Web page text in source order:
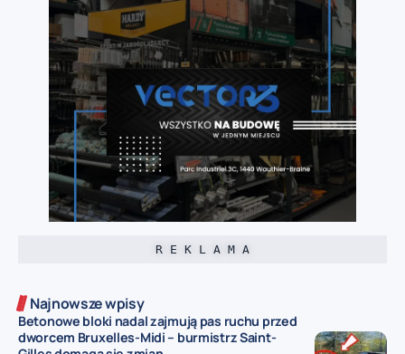
R E K L A M A
Najnowsze wpisy
Betonowe bloki nadal zajmują pas ruchu przed
dworcem Bruxelles-Midi – burmistrz Saint-